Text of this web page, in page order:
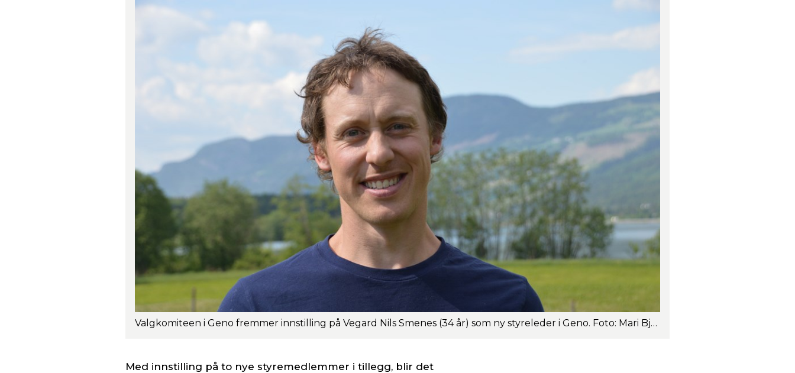
Valgkomiteen i Geno fremmer innstilling på Vegard Nils Smenes (34 år) som ny styreleder i Geno. Foto: Mari Bjørke
Med innstilling på to nye styremedlemmer i tillegg, blir det